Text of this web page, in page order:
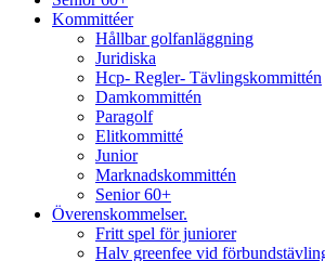
Kommittéer
Hållbar golfanläggning
Juridiska
Hcp- Regler- Tävlingskommittén
Damkommittén
Paragolf
Elitkommitté
Junior
Marknadskommittén
Senior 60+
Överenskommelser.
Fritt spel för juniorer
Halv greenfee vid